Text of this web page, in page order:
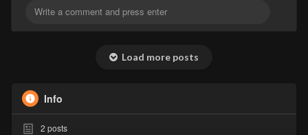
Load more posts
Info
2 posts